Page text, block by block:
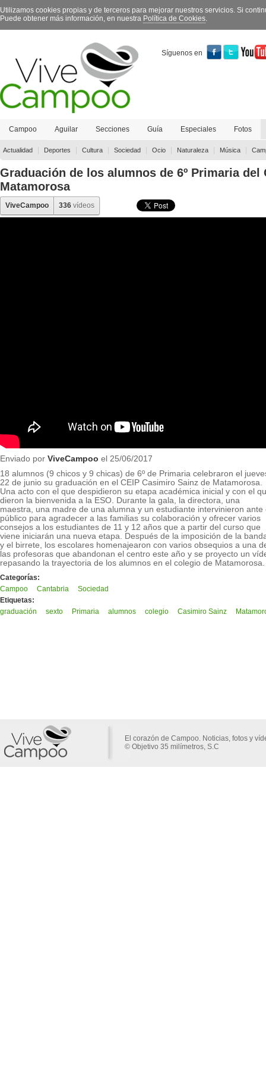
Utilizamos cookies propias y de terceros para mejorar nuestros servicios. Si
Puede obtener más información, en nuestra Política de Cookies.
Síguenos en
Campoo Aguilar Secciones Guía Especiales Fotos
Actualidad Deportes Cultura Sociedad Ocio Naturaleza Música
Contacto
Graduación de los alumnos de 6º Primaria del
Matamorosa
ViveCampoo 336 vídeos
Enviado por ViveCampoo el 25/06/2017
18 alumnos (9 chicos y 9 chicas) de 6º de Primaria celebraron el
22 de junio su graduación en el CEIP Casimiro Sainz de Matamorosa.
Una acto con el que despidieron su etapa académica inicial y con el
dieron la bienvenida a la ESO. Durante la gala, la directora, una
maestra, una madre de una alumna y un estudiante intervinieron ante
público para agradecer a las familias su colaboración y ofrecer varios
consejos a los estudiantes de 11 y 12 años que a partir del curso que
viene iniciarán una nueva etapa. Después de la imposición de la
y el birrete, los escolares homenajearon con varios obsequios a una
las profesoras que abandonan el centro este año y se proyecto un
repasando la trayectoria de los alumnos en el colegio de Matamorosa.
Categorías:
Campoo
Cantabria
Sociedad
Etiquetas:
graduación
sexto Primaria alumnos colegio Casimiro Sainz
El corazón de Campoo. Noticias, fotos y
© Objetivo 35 milímetros, S.C